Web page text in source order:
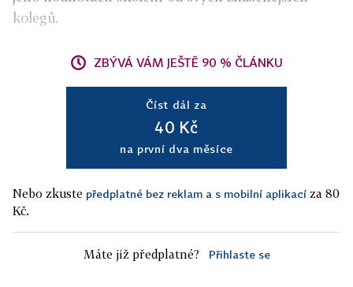
kolegů.
ZBÝVÁ VÁM JEŠTĚ 90 % ČLÁNKU
Číst dál za
40 Kč
na první dva měsíce
Nebo zkuste předplatné bez reklam a s mobilní aplikací za 80
Kč.
Máte již předplatné? Přihlaste se